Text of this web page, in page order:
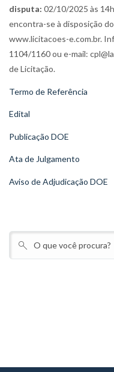
disputa: 02/10/2025 às
encontra-se à disposição
www.licitacoes-e.com.br.
1104/1160 ou e-mail:
de Licitação.
Termo de Referência
Edital
Publicação DOE
Ata de Julgamento
Aviso de Adjudicação DOE